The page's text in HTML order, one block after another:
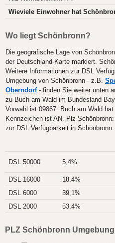
Wieviele Einwohner hat
Wo liegt Schönbronn?
Die geografische Lage von
der Deutschland-Karte markiert.
Weitere Informationen zur DSL
Umgebung von Schönbronn - z.B.
Oberndorf- finden Sie weiter unten
zu Buch am Wald im Bundesland
Vorwahl ist 09867. Buch am Wald
Kennzeichen ist AN. Plz
zur DSL Verfügbarkeit in Schönbronn.
DSL 50000 5,4%
DSL 16000
18,4%
DSL 6000
39,1%
DSL 2000
53,4%
PLZ Schönbronn Umgebung